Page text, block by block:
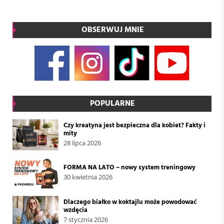
OBSERWUJ MNIE
POPULARNE
Czy kreatyna jest bezpieczna dla kobiet? Fakty i
mity
28 lipca 2026
FORMA NA LATO – nowy system treningowy
30 kwietnia 2026
Dlaczego białko w koktajlu może powodować
wzdęcia
7 stycznia 2026